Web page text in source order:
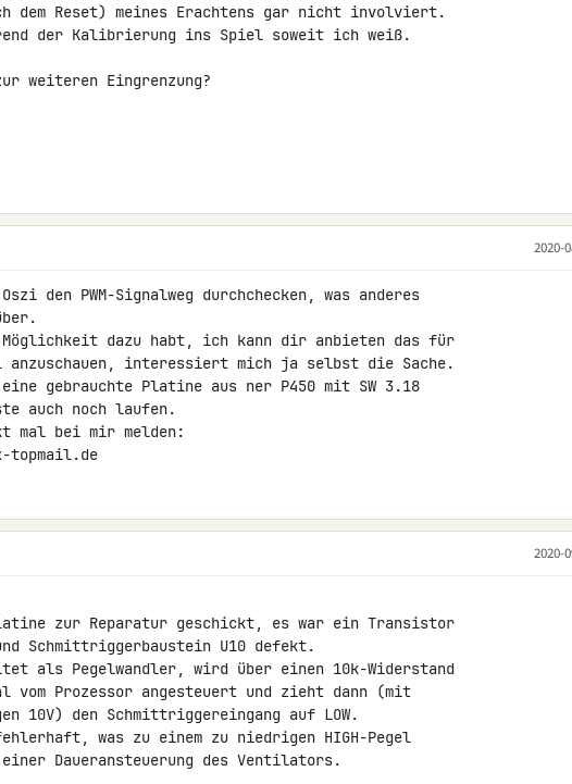
dem Reset) meines Erachtens gar nicht involviert.
der Kalibrierung ins Spiel soweit ich weiß.
weiteren Eingrenzung?
2020-
den PWM-Signalweg durchchecken, was anderes
dazu habt, ich kann dir anbieten das für
anzuschauen, interessiert mich ja selbst die Sache.
gebrauchte Platine aus ner P450 mit SW 3.18
auch noch laufen.
mal bei mir melden:
topmail.de
2020-
zur Reparatur geschickt, es war ein Transistor
Schmittriggerbaustein U10 defekt.
als Pegelwandler, wird über einen 10k-Widerstand
vom Prozessor angesteuert und zieht dann (mit
10V) den Schmittriggereingang auf LOW.
was zu einem zu niedrigen HIGH-Pegel
Daueransteuerung des Ventilators.